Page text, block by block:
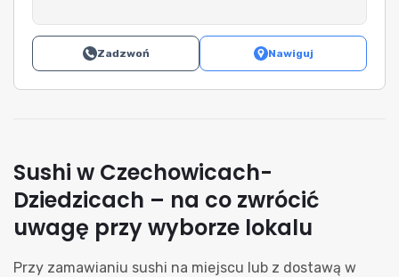
Zadzwoń Nawiguj
Sushi w Czechowicach-
Dziedzicach – na co zwrócić
uwagę przy wyborze lokalu
Przy zamawianiu sushi na miejscu lub z dostawą w